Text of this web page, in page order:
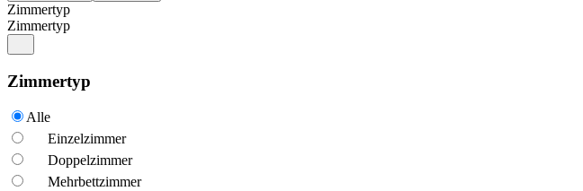
Zimmertyp
Zimmertyp
Zimmertyp
Alle
Einzelzimmer
Doppelzimmer
Mehrbettzimmer